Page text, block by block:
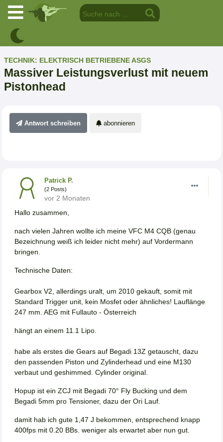
TECHNIK: ELEKTRISCH BETRIEBENE ASGS
Massiver Leistungsverlust mit neuem
Pistonhead
Antwort schreiben abonnieren
Patrick P.
(2 Posts)
vor 2 Monaten
Hallo zusammen,
nach vielen Jahren wollte ich meine VFC M4 CQB (genau
Bezeichnung weiß ich leider nicht mehr) auf Vordermann
bringen.
Technische Daten:
Gearbox V2, allerdings uralt, um 2010 gekauft, somit mit
Standard Trigger unit, kein Mosfet oder ähnliches! Lauflänge
247 mm. AEG mit Fullauto - Österreich
hängt an einem 11.1 Lipo.
habe als erstes die Gears auf Begadi 13Z getauscht, dazu
den passenden Piston und Zylinderhead und eine M130
verbaut und geshimmed. Cylinder original.
Hopup ist ein ZCJ mit Begadi 70° Fly Bucking und dem
Begadi 5mm pro Tensioner, dazu der Ori Lauf.
damit hab ich gute 1,47 J bekommen, entsprechend knapp
400fps mit 0.20 BBs. weniger als erwartet aber nun gut.